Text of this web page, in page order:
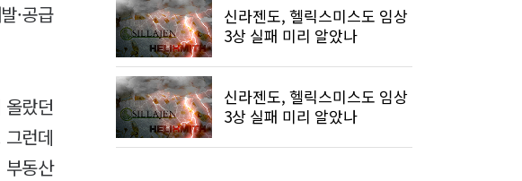
·공급
랐던
런데
동산
신라젠도, 헬릭스미스도 임상
3상 실패 미리 알았나
신라젠도, 헬릭스미스도 임상
3상 실패 미리 알았나